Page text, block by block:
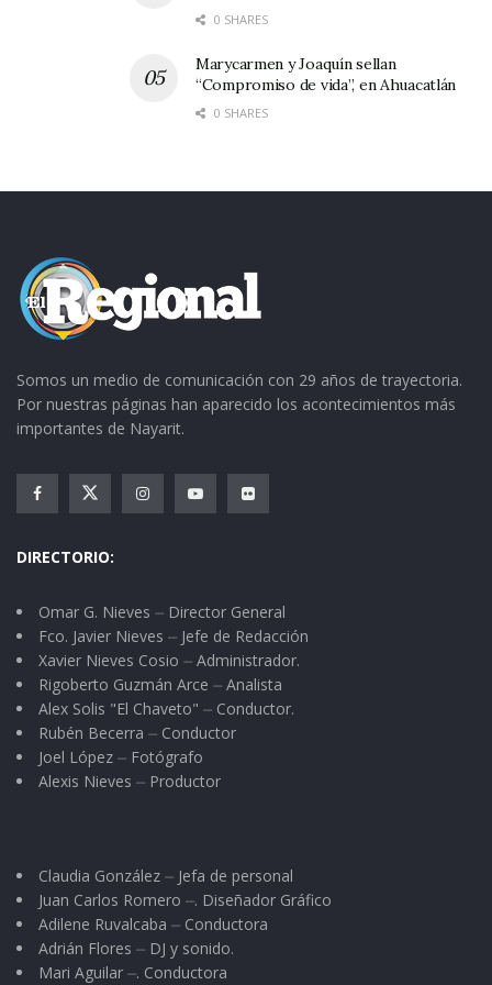
0 SHARES
Marycarmen y Joaquín sellan
“Compromiso de vida”, en Ahuacatlán
0 SHARES
Somos un medio de comunicación con 29 años de trayectoria.
Por nuestras páginas han aparecido los acontecimientos más
importantes de Nayarit.
DIRECTORIO:
Omar G. Nieves ⏤ Director General
Fco. Javier Nieves ⏤ Jefe de Redacción
Xavier Nieves Cosio ⏤ Administrador.
Rigoberto Guzmán Arce ⏤ Analista
Alex Solis "El Chaveto" ⏤ Conductor.
Rubén Becerra ⏤ Conductor
Joel López ⏤ Fotógrafo
Alexis Nieves ⏤ Productor
Claudia González ⏤ Jefa de personal
Juan Carlos Romero ⏤. Diseñador Gráfico
Adilene Ruvalcaba ⏤ Conductora
Adrián Flores ⏤ DJ y sonido.
Mari Aguilar ⏤. Conductora